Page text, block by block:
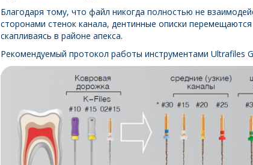
Благодаря тому, что файл никогда полностью не
сторонами стенок канала, дентинные описки перемещаются
скапливаясь в районе апекса.
Рекомендуемый протокол работы инструментами Ultrafiles